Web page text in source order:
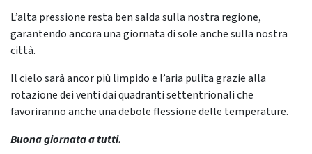
L’alta pressione resta ben salda sulla nostra regione,
garantendo ancora una giornata di sole anche sulla nostra
città.
Il cielo sarà ancor più limpido e l’aria pulita grazie alla
rotazione dei venti dai quadranti settentrionali che
favoriranno anche una debole flessione delle temperature.
Buona giornata a tutti.